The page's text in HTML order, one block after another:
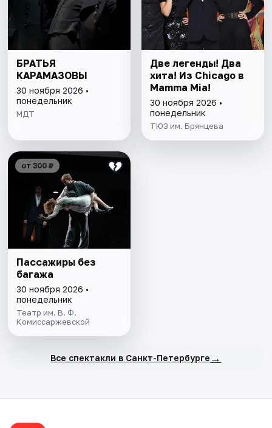
БРАТЬЯ
КАРАМАЗОВЫ
30 ноября 2026 •
понедельник
МДТ
Две легенды! Два
хита! Из Chicago в
Mamma Mia!
30 ноября 2026 •
понедельник
ТЮЗ им. Брянцева
от 300 ₽
Пассажиры без
багажа
30 ноября 2026 •
понедельник
Театр им. В. Ф.
Комиссаржевской
Все спектакли в Санкт-Петербурге →